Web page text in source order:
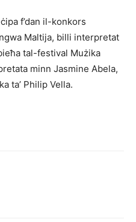
f’dan il-konkors
Maltija, billi interpretat
tal-festival Mużika
minn Jasmine Abela,
ta’ Philip Vella.